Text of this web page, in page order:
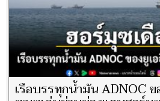
เรือบรรทุกน้ำมัน ADNOC ข